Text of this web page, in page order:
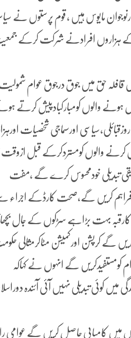
مایوس ہیں ، قوم پرستوں نے
کیچ کے ہزاروں افرادنے شرکت کرکے
قافلہ حق میں جوق درجوق عوام
ہونے والوں کومبارکبادپیش کرتے
اورسماجی شخصیات
کرنے والوں کومستردکرکے قبل
حقیقی تبدیلی خودمحسوس کرے گے ،مفت
فراہم کریں گے،صحت کارڈکے اجراء
کارقبہ بہت بڑاہے سڑکوں کے جال
گے کرپشن اورکمیشن مٹاکرمثالی
گے انہوں نے کہاکہ
میں کوئی تبدیلی نہیں آئی آئندہ
میں کامیابی حاصل کریں گے عوامی